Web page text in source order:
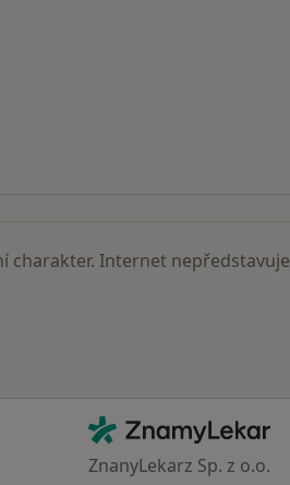
charakter. Internet nepředstavuje
Kontakt
ZnamyLekar - Hlavní stránka
ZnanyLekarz Sp. z o.o.